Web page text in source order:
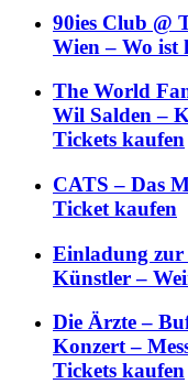
90ies Club @
Wien – Wo ist
The World
Wil Salden –
Tickets kaufen
CATS – Das
Ticket kaufen
Einladung zur
Künstler –
Die Ärzte –
Konzert –
Tickets kaufen